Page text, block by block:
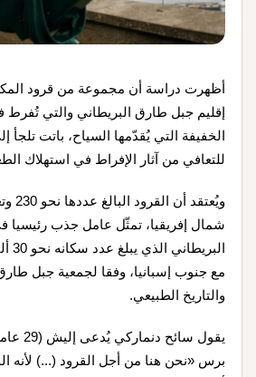
أظهرت دراسة أن مجموعة من قرود
إقليم جبل طارق البريطاني والتي تُفرط
الخفيفة التي يُقدّمها السياح، باتت تلجأ
للتعافي من آثار الإفراط في استهلاك
شمال إفريقيا، تمثّل عامل جذب رئيسيا
مع جنوب إسبانيا، وفقا لجمعية جبل
والتاريخ الطبيعي.
يقول
برس «نحن هنا من أجل القرود (...) لأنه